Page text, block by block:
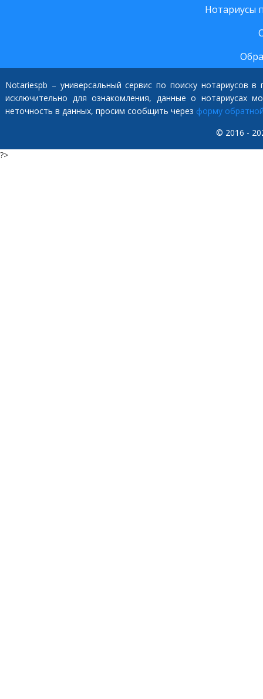
Нотариусы
Notariespb – универсальный сервис по поиску нотариусов
исключительно для ознакомления, данные о нотариусах
неточность в данных, просим сообщить через форму
© 2016 -
?>